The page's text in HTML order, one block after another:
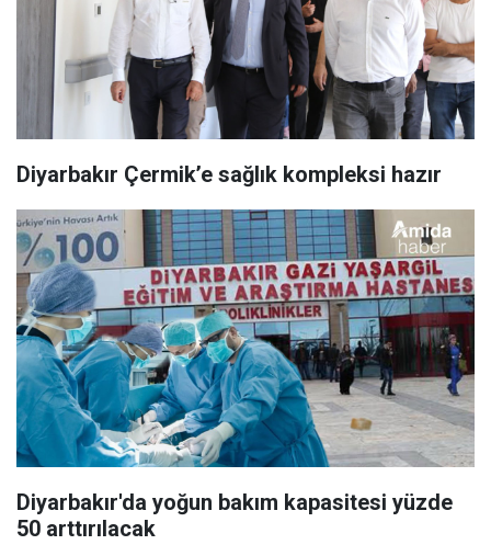
Diyarbakır Çermik’e sağlık kompleksi hazır
Diyarbakır'da yoğun bakım kapasitesi yüzde
50 arttırılacak